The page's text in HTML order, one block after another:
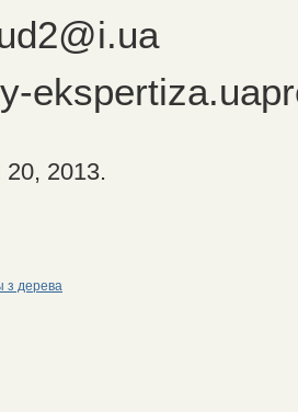
2013.
з дерева